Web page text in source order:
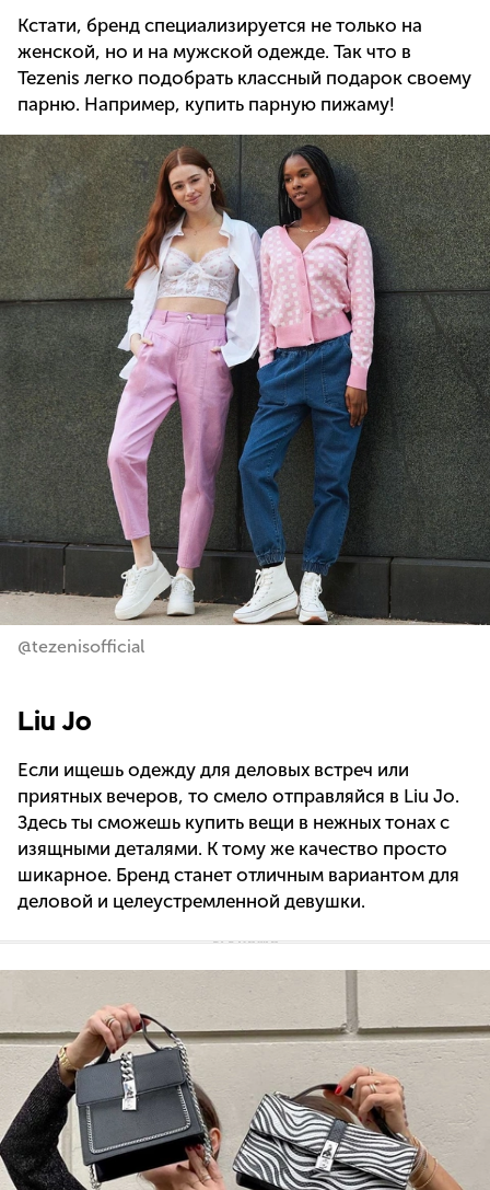
Кстати, бренд специализируется не только на
женской, но и на мужской одежде. Так что в
Tezenis легко подобрать классный подарок своему
парню. Например, купить парную пижаму!
@tezenisofficial
Liu Jo
Если ищешь одежду для деловых встреч или
приятных вечеров, то смело отправляйся в Liu Jo.
Здесь ты сможешь купить вещи в нежных тонах с
изящными деталями. К тому же качество просто
шикарное. Бренд станет отличным вариантом для
деловой и целеустремленной девушки.